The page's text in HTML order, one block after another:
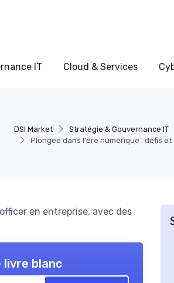
IT Cloud & Services
DSI Market Stratégie & Gouvernance IT
Plongée dans l'ère numérique : défis
en entreprise, avec des
blanc